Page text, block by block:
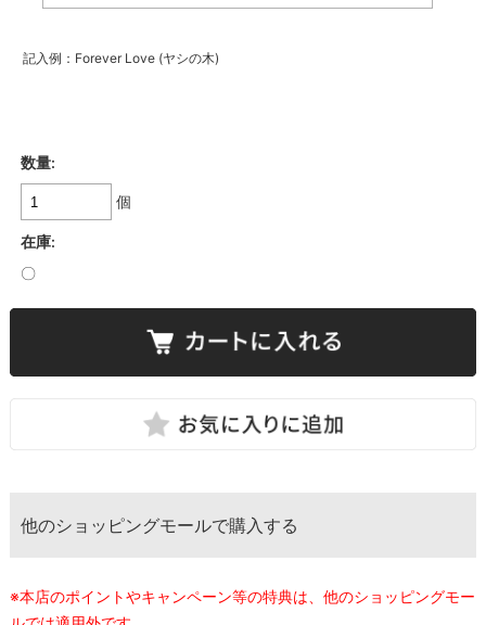
記入例：Forever Love (ヤシの木)
数量:
個
在庫:
〇
他のショッピングモールで購入する
※本店のポイントやキャンペーン等の特典は、他のショッピングモー